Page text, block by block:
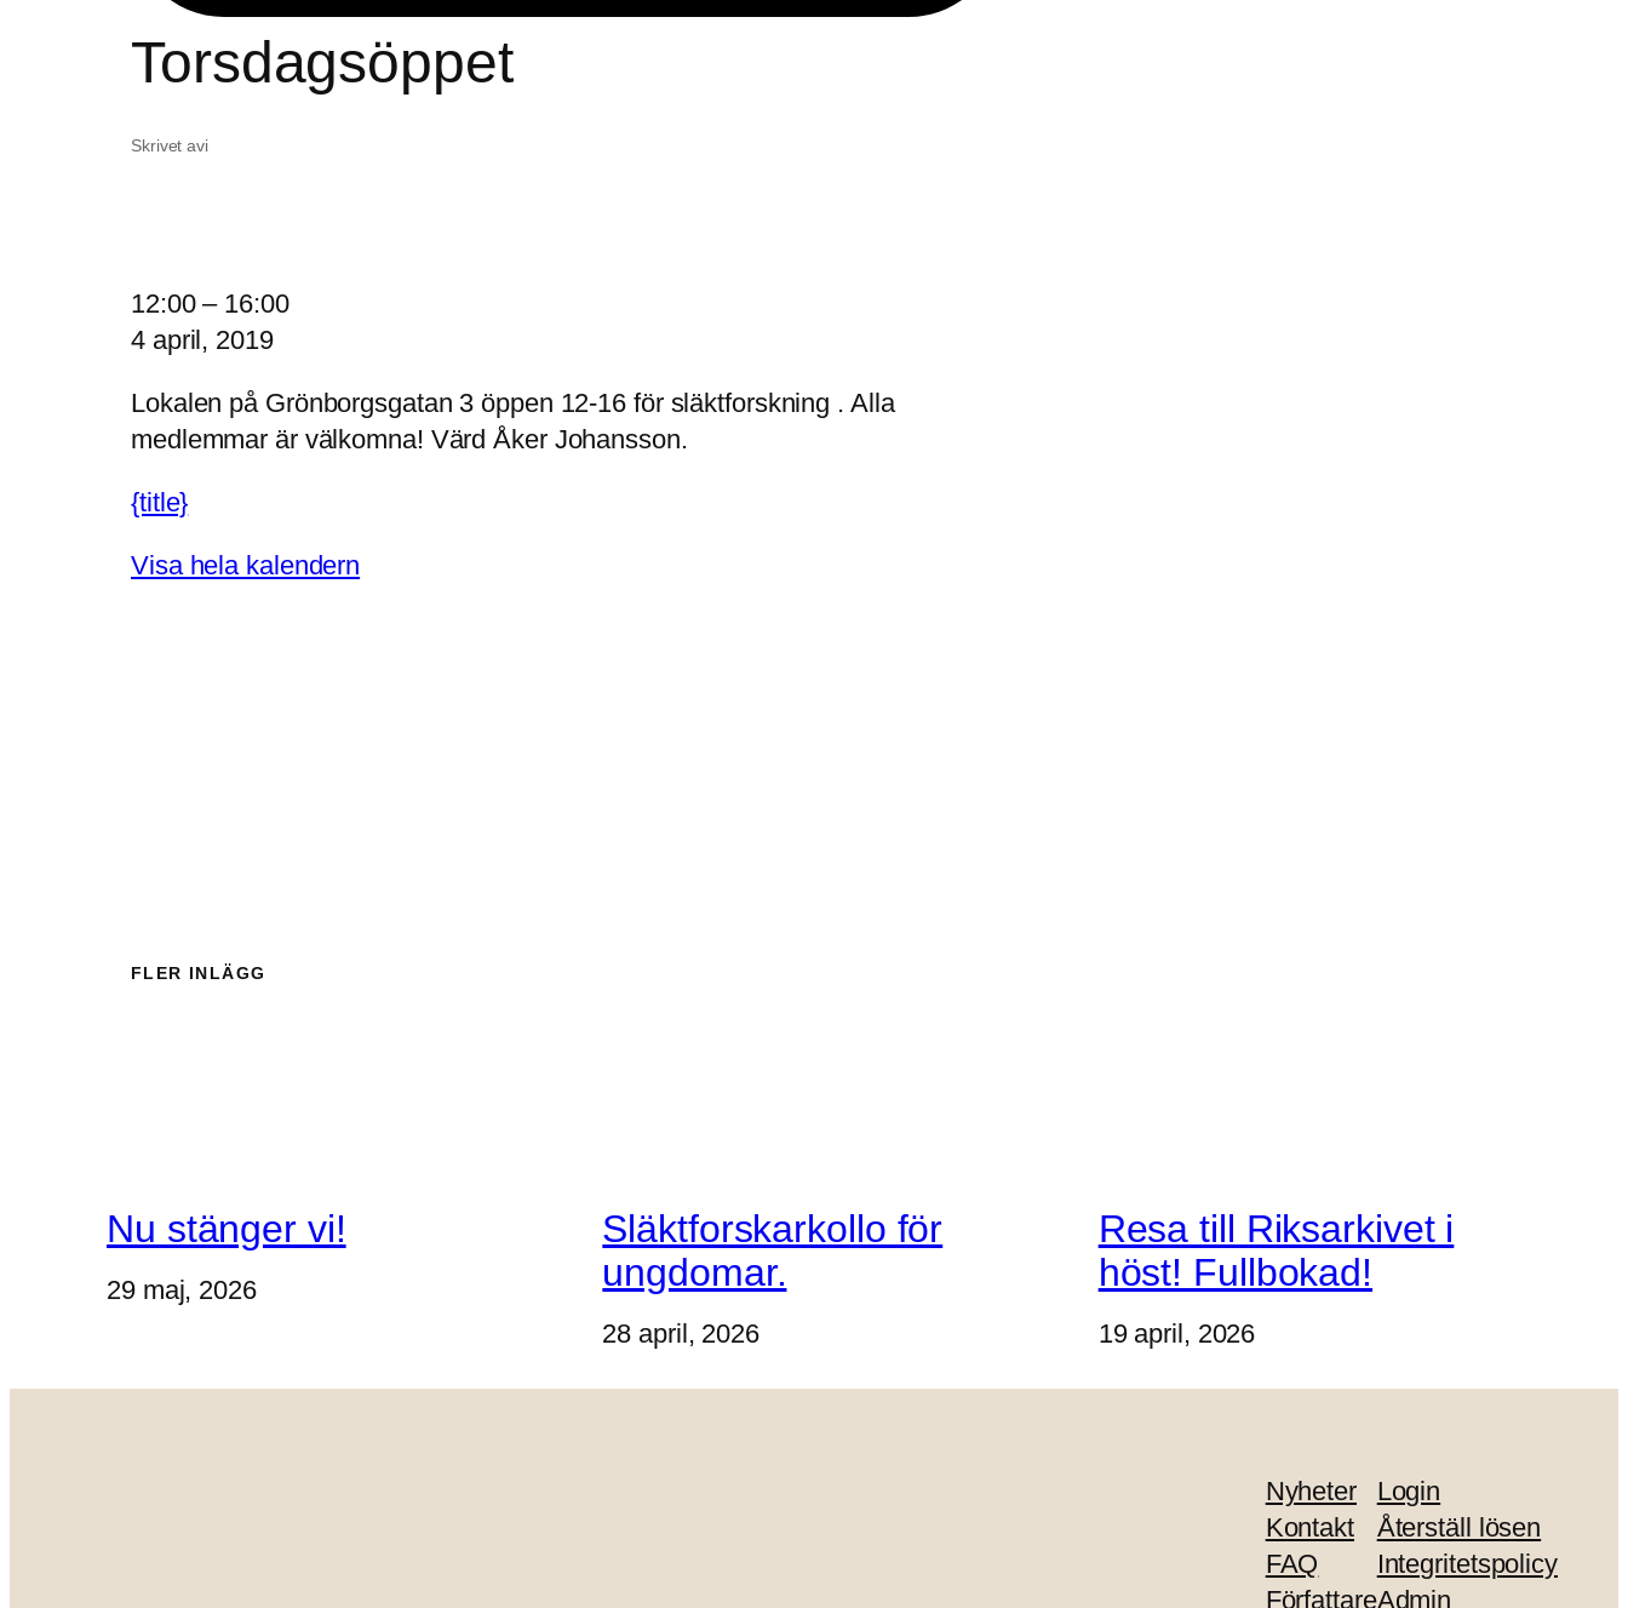
Torsdagsöppet
Skrivet avi
T
o
s
d
a
g
s
12:00 – 16:00
4 april, 2019
Lokalen på Grönborgsgatan 3 öppen 12-16 för släktforskning . Alla
medlemmar är välkomna! Värd Åker Johansson.
{title}
Visa hela kalendern
FLER INLÄGG
Nu stänger vi!
29 maj, 2026
Släktforskarkollo för
ungdomar.
28 april, 2026
Resa till Riksarkivet i
höst! Fullbokad!
19 april, 2026
Nyheter
Kontakt
FAQ
Författare
Login
Återställ lösen
Integritetspolicy
Admin